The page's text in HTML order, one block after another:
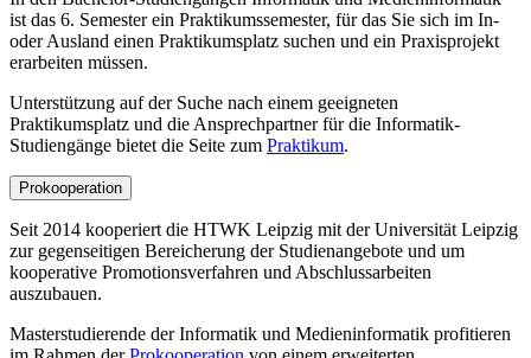
ist das 6. Semester ein Praktikumssemester, für das Sie sich im In-
oder Ausland einen Praktikumsplatz suchen und ein Praxisprojekt
erarbeiten müssen.
Unterstützung auf der Suche nach einem geeigneten
Praktikumsplatz und die Ansprechpartner für die Informatik-
Studiengänge bietet die Seite zum Praktikum.
Prokooperation
Seit 2014 kooperiert die HTWK Leipzig mit der Universität Leipzig
zur gegenseitigen Bereicherung der Studienangebote und um
kooperative Promotionsverfahren und Abschlussarbeiten
auszubauen.
Masterstudierende der Informatik und Medieninformatik profitieren